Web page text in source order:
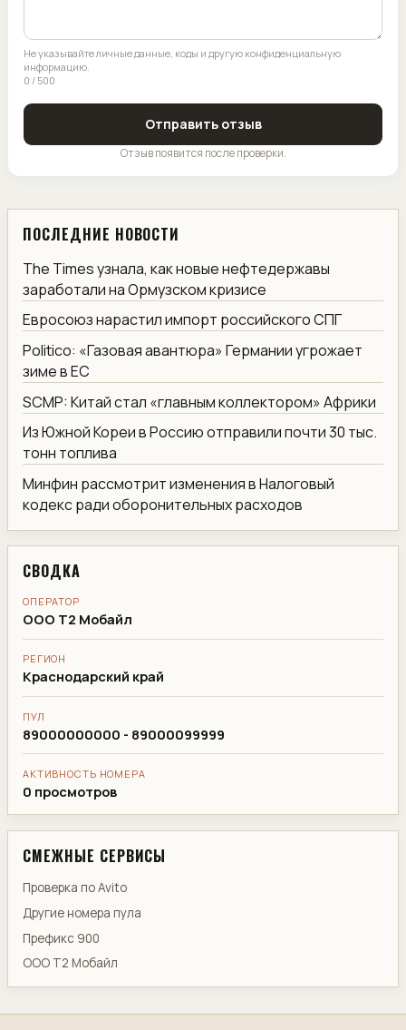
Не указывайте личные данные, коды и другую конфиденциальную
информацию.
0 / 500
Отправить отзыв
Отзыв появится после проверки.
ПОСЛЕДНИЕ НОВОСТИ
The Times узнала, как новые нефтедержавы
заработали на Ормузском кризисе
Евросоюз нарастил импорт российского СПГ
Politico: «Газовая авантюра» Германии угрожает
зиме в ЕС
SCMP: Китай стал «главным коллектором» Африки
Из Южной Кореи в Россию отправили почти 30 тыс.
тонн топлива
Минфин рассмотрит изменения в Налоговый
кодекс ради оборонительных расходов
СВОДКА
ОПЕРАТОР
ООО Т2 Мобайл
РЕГИОН
Краснодарский край
ПУЛ
89000000000 - 89000099999
АКТИВНОСТЬ НОМЕРА
0 просмотров
СМЕЖНЫЕ СЕРВИСЫ
Проверка по Avito
Другие номера пула
Префикс 900
ООО Т2 Мобайл